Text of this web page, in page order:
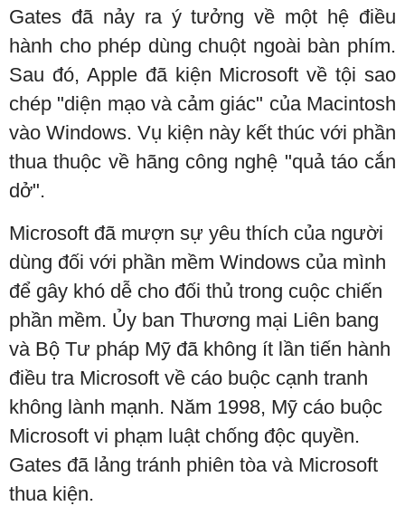
Gates đã nảy ra ý tưởng về một hệ điều
hành cho phép dùng chuột ngoài bàn phím.
Sau đó, Apple đã kiện Microsoft về tội sao
chép "diện mạo và cảm giác" của Macintosh
vào Windows. Vụ kiện này kết thúc với phần
thua thuộc về hãng công nghệ "quả táo cắn
dở".
Microsoft đã mượn sự yêu thích của người
dùng đối với phần mềm Windows của mình
để gây khó dễ cho đối thủ trong cuộc chiến
phần mềm. Ủy ban Thương mại Liên bang
và Bộ Tư pháp Mỹ đã không ít lần tiến hành
điều tra Microsoft về cáo buộc cạnh tranh
không lành mạnh. Năm 1998, Mỹ cáo buộc
Microsoft vi phạm luật chống độc quyền.
Gates đã lảng tránh phiên tòa và Microsoft
thua kiện.